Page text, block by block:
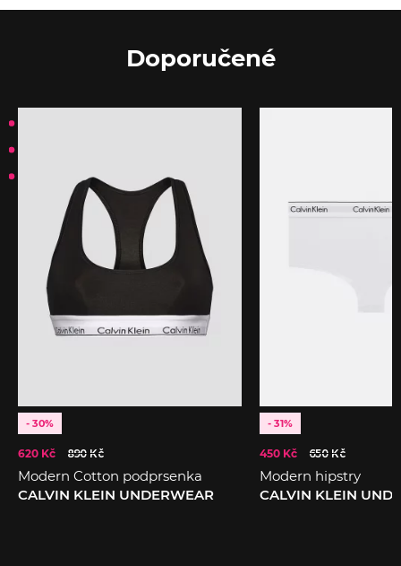
Doporučené
- 30%
620 Kč 890 Kč
Modern Cotton podprsenka
CALVIN KLEIN UNDERWEAR
- 31%
450 Kč 650 Kč
Modern hipstry
CALVIN KLEIN